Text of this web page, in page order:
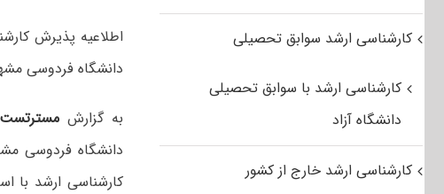
اطلاعیه پذیرش
دانشگاه فردوسی مشهد در سال
به گزارش
دانشگاه فردوسی
کارشناسی ارشد با
کارشناسی ارشد سوابق تحصیلی
کارشناسی ارشد با سوابق تحصیلی
دانشگاه آزاد
کارشناسی ارشد خارج از کشور